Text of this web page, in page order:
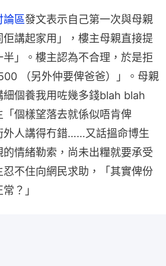
論區發文表示自己第一次與母親
講起家用」，樓主母親直接提
」。樓主認為不合理，於是拒
（另外仲要俾爸爸）」。母親
細個養我用咗幾多錢blah blah
個樣望落去就係似唔肯俾
外人講得冇錯……又話搵命博生
情緒勒索，尚未出糧就要承受
不住向網民求助，「其實俾份
？」